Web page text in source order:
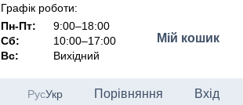
Графік роботи:
Пн-Пт:
9:00–18:00
Сб:
10:00–17:00
Вс:
Вихідний
Мій кошик
РусУкр Порівняння Вхід